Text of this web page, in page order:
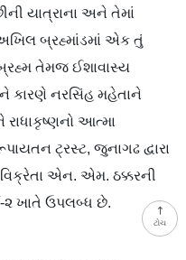
ટોચ
યાત્રાના અને તેમાં
બ્રહ્માંડમાં એક તું
તેમજ ઈશાવાસ્ય
કારણે નરસિંહ મહેતાને
રાધાકૃષ્ણનો આત્મા
ટ્રસ્ટ, જુનાગઢ દ્વારા
એન. એમ. ઠક્કરની
૨ ખાતે ઉપલબ્ધ છે.